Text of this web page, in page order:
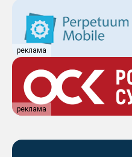
реклама
реклама